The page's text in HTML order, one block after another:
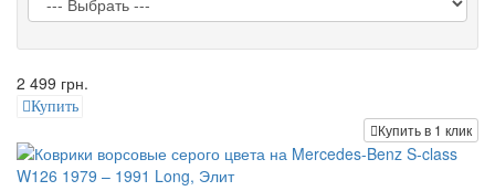
2 499 грн.
Купить
Купить в 1 клик